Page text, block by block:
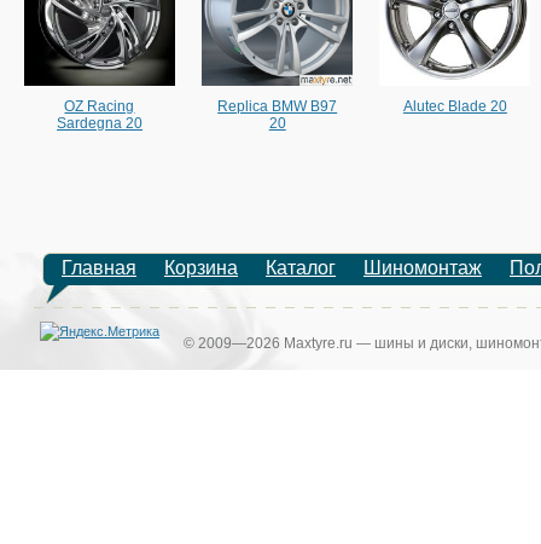
OZ Racing
Sardegna 20
Replica BMW B97
20
Alutec Blade 20
Главная Корзина Каталог Шиномонтаж
© 2009—2026 Maxtyre.ru — шины и диски,